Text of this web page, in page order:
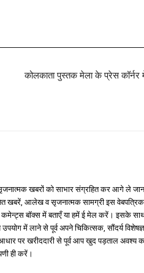
कोलकाता पुस्तक मेला के प्रेस कॉर्नर
खबरों को साभार संग्रहित कर आगे ले
खबरें, आलेख व सृजनात्मक सामग्री इस
बॉक्स में बताएँ या हमें ई मेल करें। इसके
में लाने से पूर्व अपने चिकित्सक, सौंदर्य विशेषज्ञ
पर खरीददारी से पूर्व आप खुद पड़ताल
ही करें।